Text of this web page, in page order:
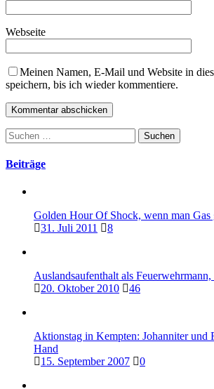
Webseite
Meinen Namen, E-Mail und Website in
speichern, bis ich wieder kommentiere.
Suchen
nach:
Beiträge
Golden Hour Of Shock, wenn man Gas
31. Juli 2011
8
Auslandsaufenthalt als
20. Oktober 2010
46
Aktionstag in Kempten: Johanniter und
Hand
15. September 2007
0